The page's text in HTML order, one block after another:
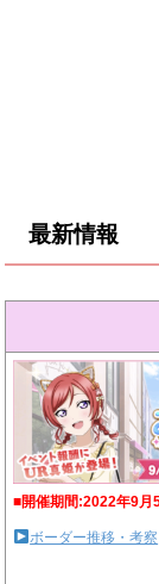
最新情報
■開催期間:2022年9月
ボーダー推移・考察